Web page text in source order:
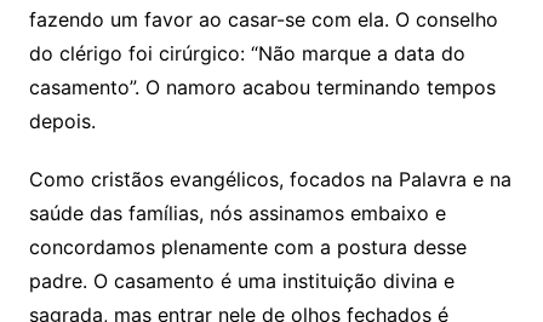
fazendo um favor ao casar-se com ela. O conselho
do clérigo foi cirúrgico: “Não marque a data do
casamento”. O namoro acabou terminando tempos
depois.
Como cristãos evangélicos, focados na Palavra e na
saúde das famílias, nós assinamos embaixo e
concordamos plenamente com a postura desse
padre. O casamento é uma instituição divina e
sagrada, mas entrar nele de olhos fechados é